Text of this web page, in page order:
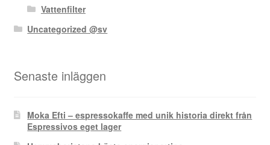
Vattenfilter
Uncategorized @sv
Senaste inläggen
Moka Efti – espressokaffe med unik historia direkt från
Espressivos eget lager